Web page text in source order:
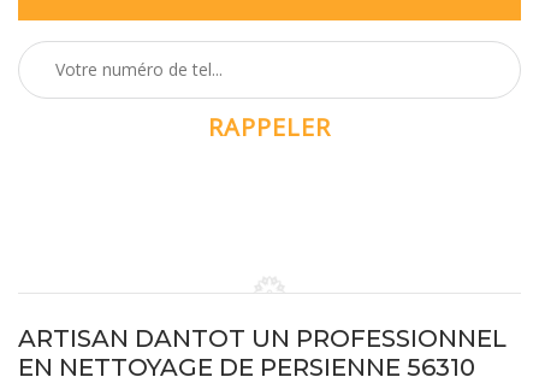
ARTISAN DANTOT UN PROFESSIONNEL
EN NETTOYAGE DE PERSIENNE 56310